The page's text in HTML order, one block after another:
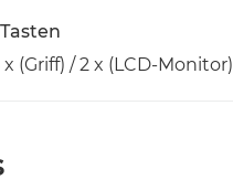
x (Griff) / 2 x (LCD-Monitor)